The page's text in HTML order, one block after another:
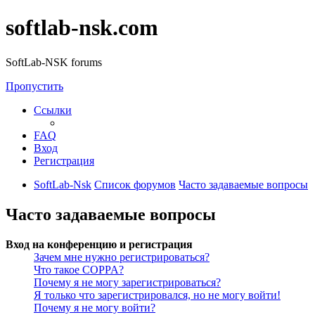
softlab-nsk.com
SoftLab-NSK forums
Пропустить
Ссылки
FAQ
Вход
Регистрация
SoftLab-Nsk Список форумов Часто задаваемые вопросы
Часто задаваемые вопросы
Вход на конференцию и регистрация
Зачем мне нужно регистрироваться?
Что такое COPPA?
Почему я не могу зарегистрироваться?
Я только что зарегистрировался, но не могу войти!
Почему я не могу войти?